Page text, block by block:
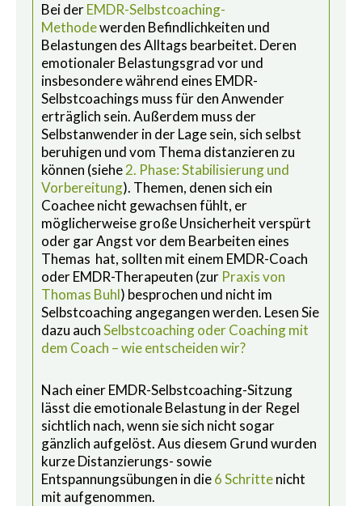
Bei derEMDR-Selbstcoaching-
Methodewerden Befindlichkeiten und
Belastungen des Alltags bearbeitet. Deren
emotionaler Belastungsgrad vor und
insbesondere während eines EMDR-
Selbstcoachings muss für den Anwender
erträglich sein. Außerdem muss der
Selbstanwender in der Lage sein, sich selbst
beruhigen und vom Thema distanzieren zu
können (siehe2. Phase: Stabilisierung und
Vorbereitung). Themen, denen sich ein
Coachee nicht gewachsen fühlt, er
möglicherweise große Unsicherheit verspürt
oder gar Angst vor dem Bearbeiten eines
Themas hat, sollten mit einem EMDR-Coach
oder EMDR-Therapeuten (zur Praxis von
Thomas Buhl) besprochen und nicht im
Selbstcoaching angegangen werden. Lesen Sie
dazu auchSelbstcoaching oder Coaching mit
dem Coach – wie entscheiden wir?
Nach einer EMDR-Selbstcoaching-Sitzung
lässt die emotionale Belastung in der Regel
sichtlich nach, wenn sie sich nicht sogar
gänzlich aufgelöst. Aus diesem Grund wurden
kurze Distanzierungs- sowie
Entspannungsübungen in die6 Schrittenicht
mit aufgenommen.